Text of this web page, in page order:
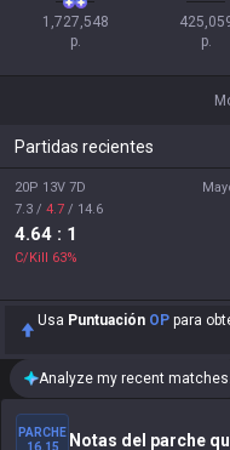
1,727,548
p.
p.
Partidas recientes
20P 13V 7D
7.3 / 4.7 / 14.6
4.64 : 1
C/Kill 63%
Usa Puntuación OP para
Analyze my recent matches.
PARCHE
16.15
Notas del parche